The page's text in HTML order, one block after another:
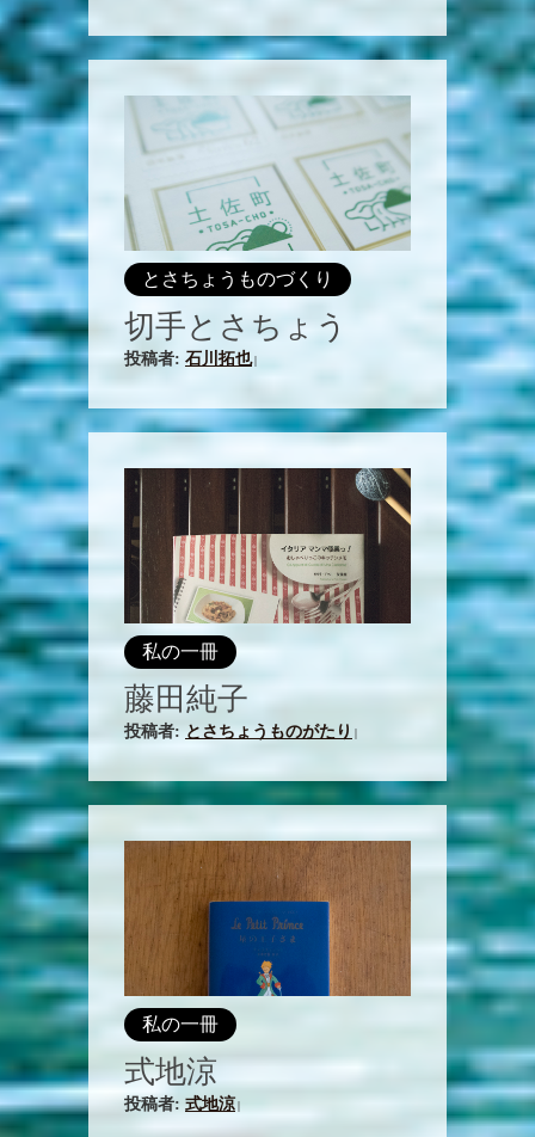
とさちょうものづくり
切手とさちょう
投稿者: 石川拓也|
私の一冊
藤田純子
投稿者: とさちょうものがたり
私の一冊
式地涼
投稿者: 式地涼